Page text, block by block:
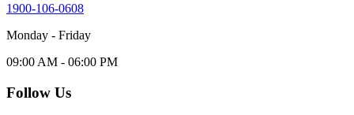
1900-106-0608
Monday - Friday
09:00 AM - 06:00 PM
Follow Us